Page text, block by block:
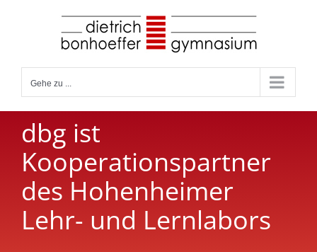
Gehe zu ...
dbg ist
Kooperationspartner
des Hohenheimer
Lehr- und Lernlabors